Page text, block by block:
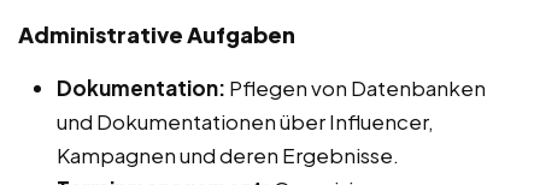
Administrative Aufgaben
Dokumentation: Pflegen von Datenbanken
und Dokumentationen über Influencer,
Kampagnen und deren Ergebnisse.